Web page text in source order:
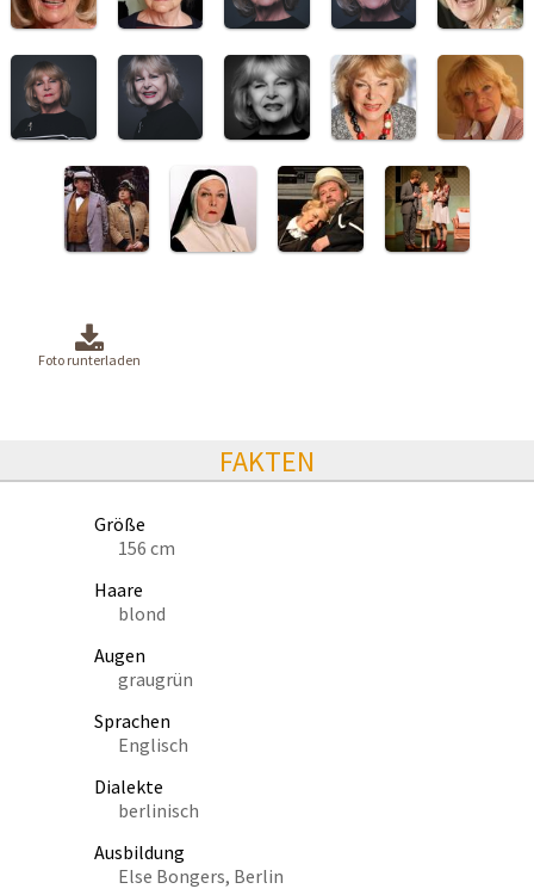
Foto runterladen
FAKTEN
Größe
156 cm
Haare
blond
Augen
graugrün
Sprachen
Englisch
Dialekte
berlinisch
Ausbildung
Else Bongers, Berlin